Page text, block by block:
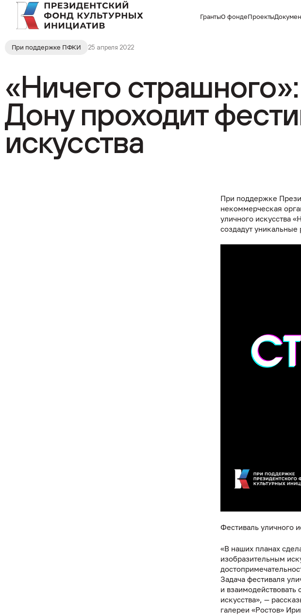
ГрантыО фондеПроекты
При поддержке ПФКИ 25 апреля 2022
«Ничего
Дону проходит
искусства
При поддержке
некоммерческая
уличного искусства
создадут уникальные
Фестиваль уличного
«В наших планах
изобразительным
Задача фестиваля
и взаимодействовать
искусства», —
галереи «Ростов»